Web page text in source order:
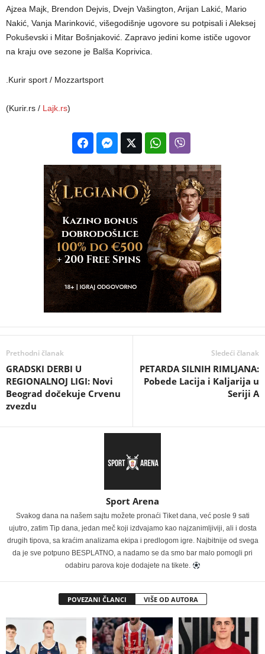
Ajzea Majk, Brendon Dejvis, Dvejn Vašington, Arijan Lakić, Mario
Nakić, Vanja Marinković, višegodišnje ugovore su potpisali i Aleksej
Pokuševski i Mitar Bošnjaković. Zapravo jedini kome ističe ugovor
na kraju ove sezone je Balša Koprivica.
.Kurir sport / Mozzartsport
(Kurir.rs / Lajk.rs)
Prethodni članak
GRADSKI DERBI U
REGIONALNOJ LIGI: Novi
Beograd dočekuje Crvenu
zvezdu
Sledeći članak
PETARDA SILNIH RIMLJANA:
Pobede Lacija i Kaljarija u
Seriji A
Sport Arena
Svakog dana na našem sajtu možete pronaći Tiket dana, već posle 9 sati
ujutro, zatim Tip dana, jedan meč koji izdvajamo kao najzanimljiviji, ali i dosta
drugih tipova, sa kraćim analizama ekipa i predlogom igre. Najbitnije od svega
da je sve potpuno BESPLATNO, a nadamo se da smo bar malo pomogli pri
odabiru parova koje dodajete na tikete.
POVEZANI ČLANCI VIŠE OD AUTORA